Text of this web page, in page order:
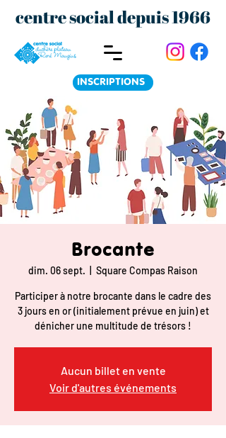
centre social depuis 1966
INSCRIPTIONS
Brocante
dim. 06 sept. Square Compas Raison
Participer à notre brocante dans le cadre des
3 jours en or (initialement prévue en juin) et
dénicher une multitude de trésors !
Aucun billet en vente
Voir d'autres événements